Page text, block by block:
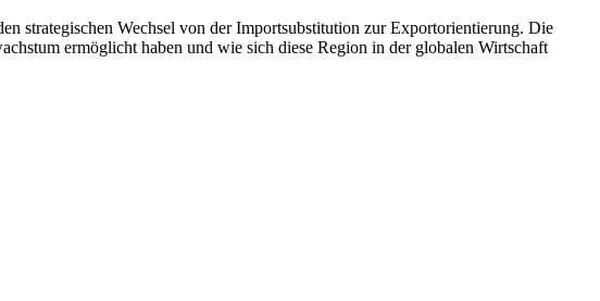
strategischen Wechsel von der Importsubstitution zur Exportorientierung. Die
ermöglicht haben und wie sich diese Region in der globalen Wirtschaft